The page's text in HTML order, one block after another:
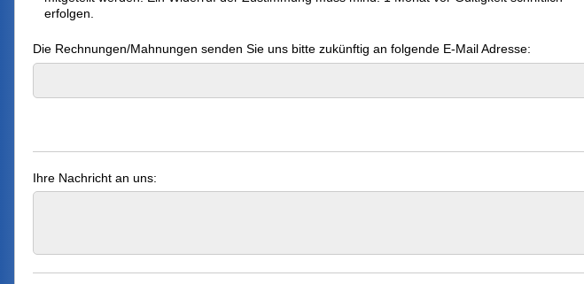
erfolgen.
Die Rechnungen/Mahnungen senden Sie uns bitte zukünftig an folgende E-Mail Adresse:
Ihre Nachricht an uns: